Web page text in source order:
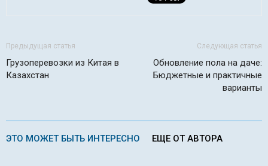
Предыдущая статья
Грузоперевозки из Китая в
Казахстан
Следующая статья
Обновление пола на даче:
Бюджетные и практичные
варианты
ЭТО МОЖЕТ БЫТЬ ИНТЕРЕСНО ЕЩЕ ОТ АВТОРА